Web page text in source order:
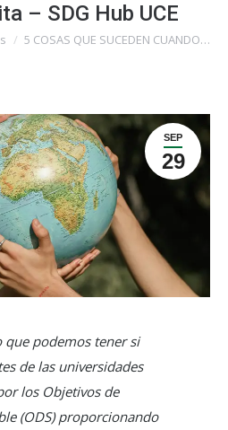
– SDG Hub UCE
5 COSAS QUE SUCEDEN CUANDO…
SEP
29
que podemos tener si
de las universidades
los Objetivos de
(ODS) proporcionando